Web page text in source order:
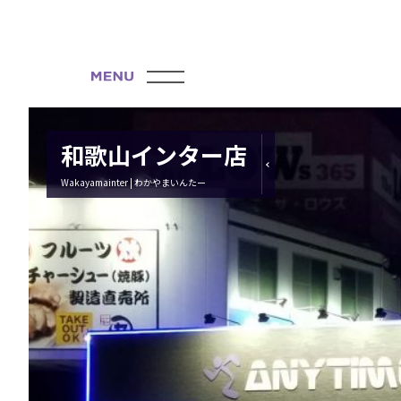
和歌山インター店
Wakayamainter | わかやまいんたー